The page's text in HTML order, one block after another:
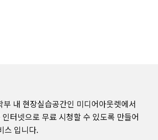
내 현장실습공간인 미디어아웃렛에서
터넷으로 무료 시청할 수 있도록 만들어
입니다.